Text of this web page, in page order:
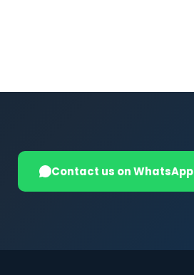
Contact us on WhatsApp